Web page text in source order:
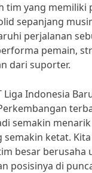
tim yang memiliki
sepanjang
perjalanan
pemain,
dari suporter.
Liga Indonesia
semakin
semakin ketat.
besar berusaha
posisinya di